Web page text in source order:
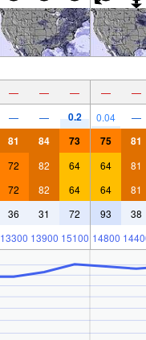
— — — — —
— — 0.2 0.04 —
81 84 73 75 81
72 82 64 64 81
72 82 64 64 81
36 31 72 93 38
13300 13900 15100 14800